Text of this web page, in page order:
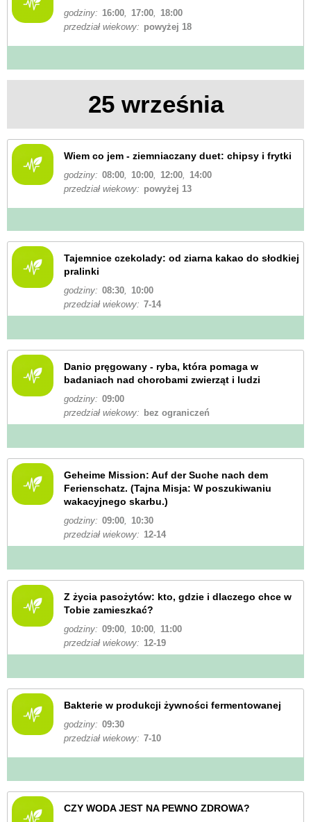
godziny: 16:00, 17:00,
18:00
przedział wiekowy: powyżej 18
25 września
Wiem co jem - ziemniaczany duet: chipsy i frytki
godziny: 08:00, 10:00, 12:00,
14:00
przedział wiekowy: powyżej 13
Tajemnice czekolady: od ziarna kakao do słodkiej
pralinki
godziny: 08:30,
10:00
przedział wiekowy: 7-14
Danio pręgowany - ryba, która pomaga w
badaniach nad chorobami zwierząt i ludzi
godziny: 09:00
przedział wiekowy:
bez ograniczeń
Geheime Mission: Auf der Suche nach dem
Ferienschatz. (Tajna Misja: W poszukiwaniu
wakacyjnego skarbu.)
godziny: 09:00,
10:30
przedział wiekowy: 12-14
Z życia pasożytów: kto, gdzie i dlaczego chce w
Tobie zamieszkać?
godziny: 09:00, 10:00,
11:00
przedział wiekowy: 12-19
Bakterie w produkcji żywności fermentowanej
godziny: 09:30
przedział wiekowy: 7-10
CZY WODA JEST NA PEWNO ZDROWA?